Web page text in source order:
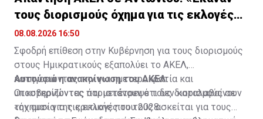
τους διορισμούς όχημα για τις εκλογές
2028»
08.08.2026 16:50
Σφοδρή επίθεση στην Κυβέρνηση για τους διορισμούς
στους Ημικρατικούς εξαπολύει το ΑΚΕΛ,
κατηγορώντας την για ημετεροκρατία και
υποστηρίζοντας ότι μετέτρεψε τους διορισμούς σε
«όχημα» για τις εκλογές του 2028.
Αυτούσια η ανακοίνωση του ΑΚΕΛ:
Οι κυβερνώντες παριστάνουν ότι δεν καταλαβαίνουν
την ουσία της κριτικής που τους ασκείται για τους